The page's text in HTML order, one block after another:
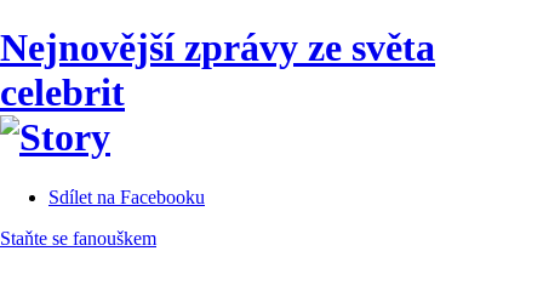
Nejnovější zprávy ze světa
celebrit
Sdílet na Facebooku
Staňte se fanouškem